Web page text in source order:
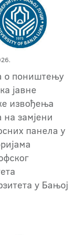
о поништењу
јавне
извођења
на замјени
панела у
у Бањој